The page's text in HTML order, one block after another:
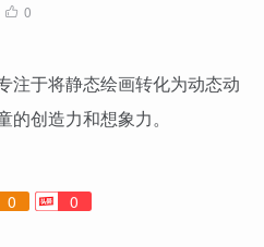
0
注于将静态绘画转化为动态动
创造力和想象力。
0 0